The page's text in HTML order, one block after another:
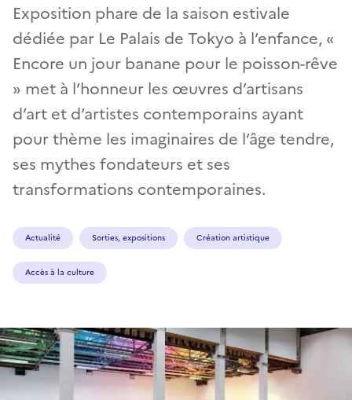
Exposition phare de la saison estivale
dédiée par Le Palais de Tokyo à l’enfance, «
Encore un jour banane pour le poisson-rêve
» met à l’honneur les œuvres d’artisans
d’art et d’artistes contemporains ayant
pour thème les imaginaires de l’âge tendre,
ses mythes fondateurs et ses
transformations contemporaines.
Actualité Sorties, expositions Création artistique
Accès à la culture